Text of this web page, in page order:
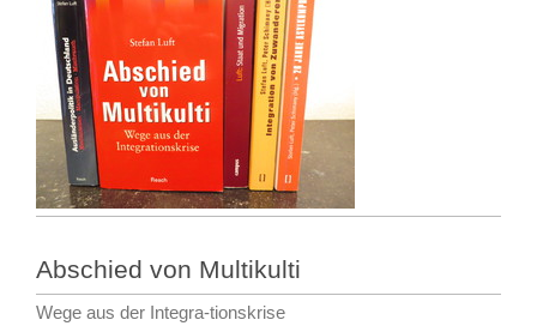
Abschied von Multikulti
Wege aus der Integra-tionskrise